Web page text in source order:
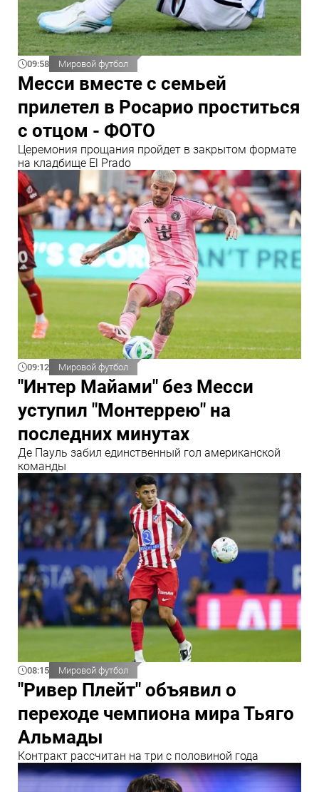
09:58 Мировой футбол
Месси вместе с семьей
прилетел в Росарио проститься
с отцом - ФОТО
Церемония прощания пройдет в закрытом формате
на кладбище El Prado
09:12 Мировой футбол
"Интер Майами" без Месси
уступил "Монтеррею" на
последних минутах
Де Пауль забил единственный гол американской
команды
08:15 Мировой футбол
"Ривер Плейт" объявил о
переходе чемпиона мира Тьяго
Альмады
Контракт рассчитан на три с половиной года